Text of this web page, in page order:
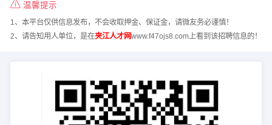
温馨提示
1、本平台仅供信息发布，不会收取押金、保证金，请微友务必谨慎！
2、请告知用人单位，是在夹江人才网www.f47ojs8.com上看到该招聘信息的！